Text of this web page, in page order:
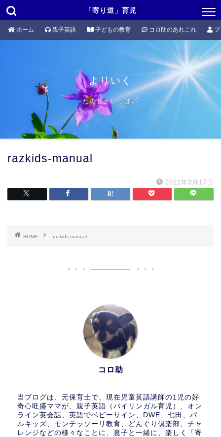
「寄り道」育児
ホーム 親子英語 子どもの教育 コロ助のあれこれ
よりいく
たのしさいっぱい
razkids-manual
2021年3月17日
HOME razkids-manual
コロ助
当ブログは、元保育士で、現在児童英語講師の1児の好
奇心旺盛ママが、親子英語（バイリンガル育児）、オン
ライン英会話、英語でベビーサイン、DWE、七田、パ
ルキッズ、モンテッソーリ教育、どんぐり倶楽部、チャ
レンジなどの様々なことに、息子と一緒に、楽しく「寄